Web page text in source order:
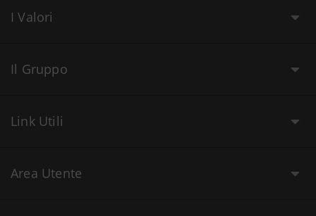
I Valori
Il Gruppo
Link Utili
Area Utente